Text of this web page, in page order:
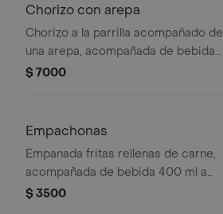
Chorizo con arepa
Chorizo a la parrilla acompañado de
una arepa, acompañada de bebida
400 ml a elegir.
$ 7000
Empachonas
Empanada fritas rellenas de carne,
acompañada de bebida 400 ml a
elegir.
$ 3500